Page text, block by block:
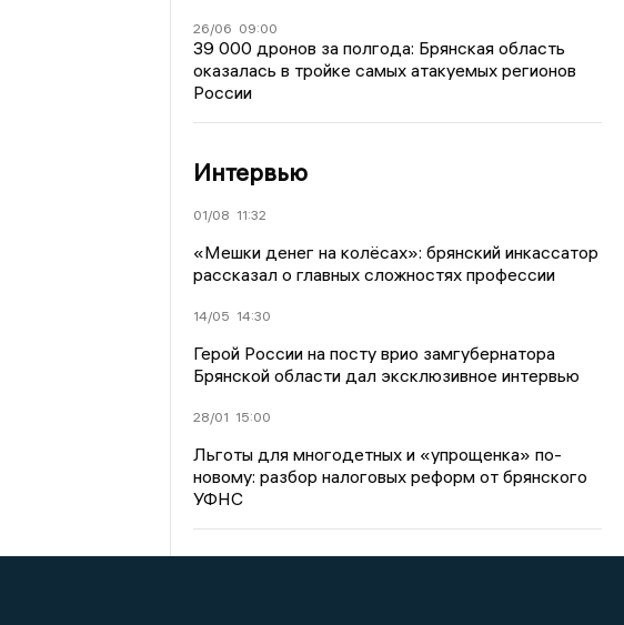
26/06 09:00
39 000 дронов за полгода: Брянская область
оказалась в тройке самых атакуемых регионов
России
Интервью
01/08 11:32
«Мешки денег на колёсах»: брянский инкассатор
рассказал о главных сложностях профессии
14/05 14:30
Герой России на посту врио замгубернатора
Брянской области дал эксклюзивное интервью
28/01 15:00
Льготы для многодетных и «упрощенка» по-
новому: разбор налоговых реформ от брянского
УФНС